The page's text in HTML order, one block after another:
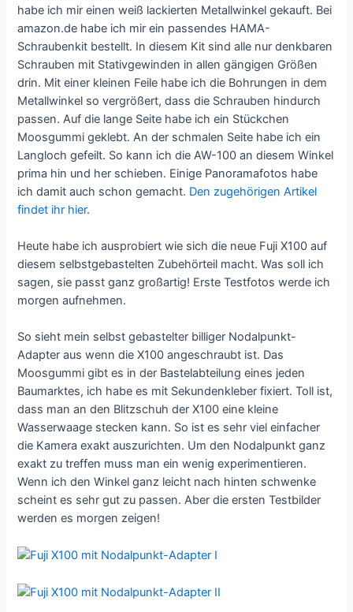
habe ich mir einen weiß lackierten Metallwinkel gekauft. Bei
amazon.de habe ich mir ein passendes HAMA-
Schraubenkit bestellt. In diesem Kit sind alle nur denkbaren
Schrauben mit Stativgewinden in allen gängigen Größen
drin. Mit einer kleinen Feile habe ich die Bohrungen in dem
Metallwinkel so vergrößert, dass die Schrauben hindurch
passen. Auf die lange Seite habe ich ein Stückchen
Moosgummi geklebt. An der schmalen Seite habe ich ein
Langloch gefeilt. So kann ich die AW-100 an diesem Winkel
prima hin und her schieben. Einige Panoramafotos habe
ich damit auch schon gemacht. Den zugehörigen Artikel
findet ihr hier.
Heute habe ich ausprobiert wie sich die neue Fuji X100 auf
diesem selbstgebastelten Zubehörteil macht. Was soll ich
sagen, sie passt ganz großartig! Erste Testfotos werde ich
morgen aufnehmen.
So sieht mein selbst gebastelter billiger Nodalpunkt-
Adapter aus wenn die X100 angeschraubt ist. Das
Moosgummi gibt es in der Bastelabteilung eines jeden
Baumarktes, ich habe es mit Sekundenkleber fixiert. Toll ist,
dass man an den Blitzschuh der X100 eine kleine
Wasserwaage stecken kann. So ist es sehr viel einfacher
die Kamera exakt auszurichten. Um den Nodalpunkt ganz
exakt zu treffen muss man ein wenig experimentieren.
Wenn ich den Winkel ganz leicht nach hinten schwenke
scheint es sehr gut zu passen. Aber die ersten Testbilder
werden es morgen zeigen!